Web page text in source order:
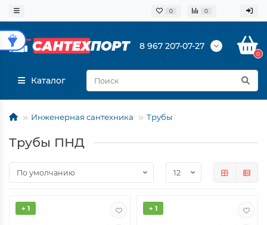
0 0
8 967 207-07-27
0
Каталог
Инженерная сантехника Трубы
Трубы ПНД
+ 1 + 1